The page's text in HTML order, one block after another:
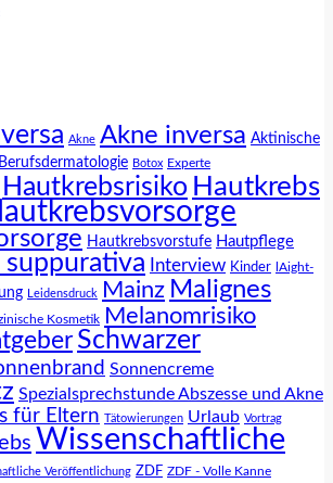
Akne Akne inversa Aktinische
Berufsdermatologie Botox Experte
Hautkrebsrisiko Hautkrebs
Hautkrebsvorstufe Hautpflege
Interview Kinder lAight-
Leidensdruck Mainz Malignes
Kosmetik Melanomrisiko
Schwarzer
Sonnencreme
Spezialsprechstunde Abszesse und Akne
für Eltern Tätowierungen Urlaub Vortrag
Wissenschaftliche
Veröffentlichung ZDF ZDF - Volle Kanne